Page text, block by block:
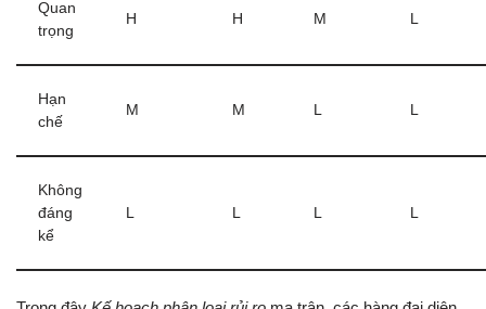
Quan
trọng
H H M L
Hạn
chế
M M L L
Không
đáng
kể
L L L L